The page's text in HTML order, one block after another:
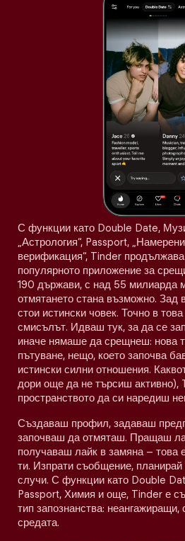
С функции като Double Date,
„Астрология“, Passport,
верификация“, Tinder
популярното приложение за
190 държави, с над 55 милиарда
отмятането стана възможно. Зад
стои истински човек. Точно в
смисълът. Идваш тук, за да се
иначе нямаше да срещнеш: нова
пътуване, нещо, което започва
истински силни отношения.
дори още да не търсиш активно),
пространството да си наредиш
Създаваш профил, задаваш
започваш да отмяташ. Пращаш
получаваш лайк в замяна – това
ти. Изпрати съобщение,
случи. С функции като Double
Passport, Химия и още, Tinder е
тип запознанства: неангажиращи,
средата.